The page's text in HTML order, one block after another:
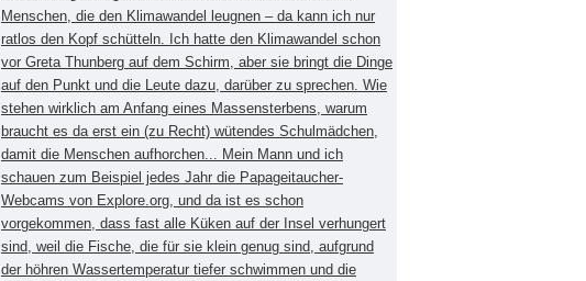
Menschen, die den Klimawandel leugnen – da kann ich nur
ratlos den Kopf schütteln. Ich hatte den Klimawandel schon
vor Greta Thunberg auf dem Schirm, aber sie bringt die Dinge
auf den Punkt und die Leute dazu, darüber zu sprechen. Wie
stehen wirklich am Anfang eines Massensterbens, warum
braucht es da erst ein (zu Recht) wütendes Schulmädchen,
damit die Menschen aufhorchen... Mein Mann und ich
schauen zum Beispiel jedes Jahr die Papageitaucher-
Webcams von Explore.org, und da ist es schon
vorgekommen, dass fast alle Küken auf der Insel verhungert
sind, weil die Fische, die für sie klein genug sind, aufgrund
der höhren Wassertemperatur tiefer schwimmen und die